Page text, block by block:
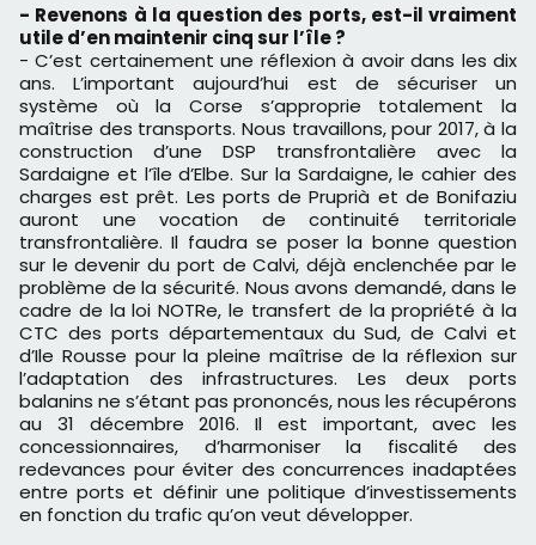
- Revenons à la question des ports, est-il vraiment
utile d’en maintenir cinq sur l’île ?
- C’est certainement une réflexion à avoir dans les dix
ans. L’important aujourd’hui est de sécuriser un
système où la Corse s’approprie totalement la
maîtrise des transports. Nous travaillons, pour 2017, à la
construction d’une DSP transfrontalière avec la
Sardaigne et l’île d’Elbe. Sur la Sardaigne, le cahier des
charges est prêt. Les ports de Pruprià et de Bonifaziu
auront une vocation de continuité territoriale
transfrontalière. Il faudra se poser la bonne question
sur le devenir du port de Calvi, déjà enclenchée par le
problème de la sécurité. Nous avons demandé, dans le
cadre de la loi NOTRe, le transfert de la propriété à la
CTC des ports départementaux du Sud, de Calvi et
d’Ile Rousse pour la pleine maîtrise de la réflexion sur
l’adaptation des infrastructures. Les deux ports
balanins ne s’étant pas prononcés, nous les récupérons
au 31 décembre 2016. Il est important, avec les
concessionnaires, d’harmoniser la fiscalité des
redevances pour éviter des concurrences inadaptées
entre ports et définir une politique d’investissements
en fonction du trafic qu’on veut développer.